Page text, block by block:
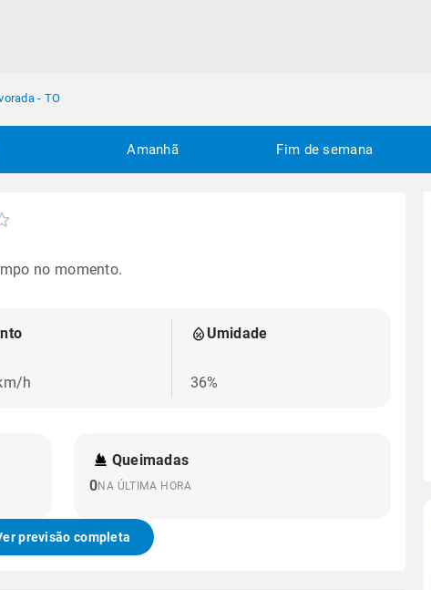
- TO
Amanhã Fim de semana
no momento.
h
Umidade
36%
Queimadas
0NA ÚLTIMA HORA
previsão completa